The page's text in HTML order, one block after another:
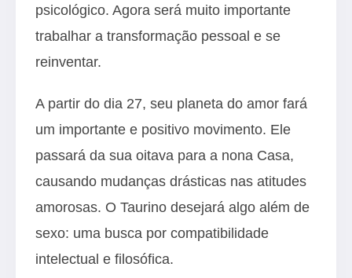
psicológico. Agora será muito importante
trabalhar a transformação pessoal e se
reinventar.
A partir do dia 27, seu planeta do amor fará
um importante e positivo movimento. Ele
passará da sua oitava para a nona Casa,
causando mudanças drásticas nas atitudes
amorosas. O Taurino desejará algo além de
sexo: uma busca por compatibilidade
intelectual e filosófica.